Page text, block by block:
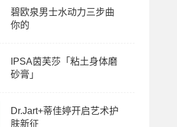
碧欧泉男士水动力三步曲
你的
IPSA茵芙莎「粘土身体磨
砂膏」
Dr.Jart+蒂佳婷开启艺术护
肤新征